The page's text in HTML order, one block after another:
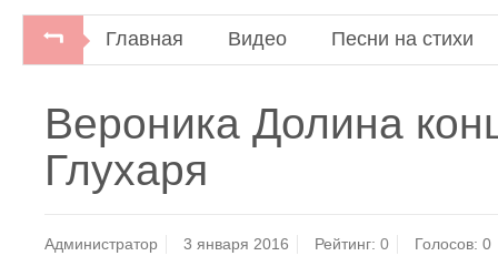
Главная Видео Песни на стихи
Вероника Долина
Глухаря
Администратор 3 января 2016 Рейтинг:0 Голосов: 0